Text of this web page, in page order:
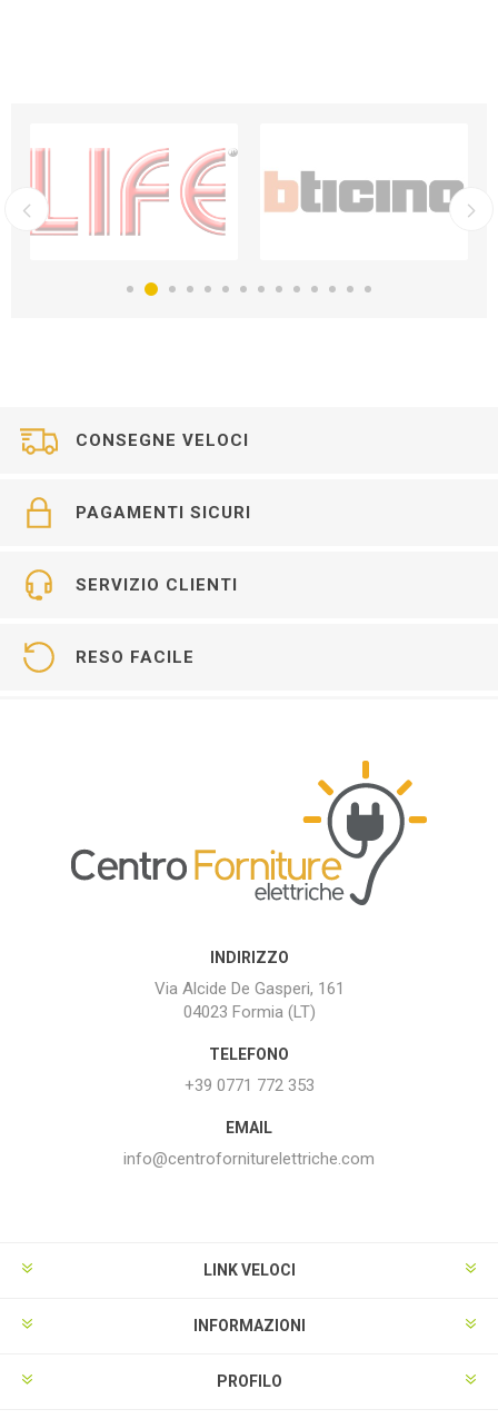
CONSEGNE VELOCI
PAGAMENTI SICURI
SERVIZIO CLIENTI
RESO FACILE
INDIRIZZO
Via Alcide De Gasperi, 161
04023 Formia (LT)
TELEFONO
+39 0771 772 353
EMAIL
info@centroforniturelettriche.com
LINK VELOCI
INFORMAZIONI
PROFILO